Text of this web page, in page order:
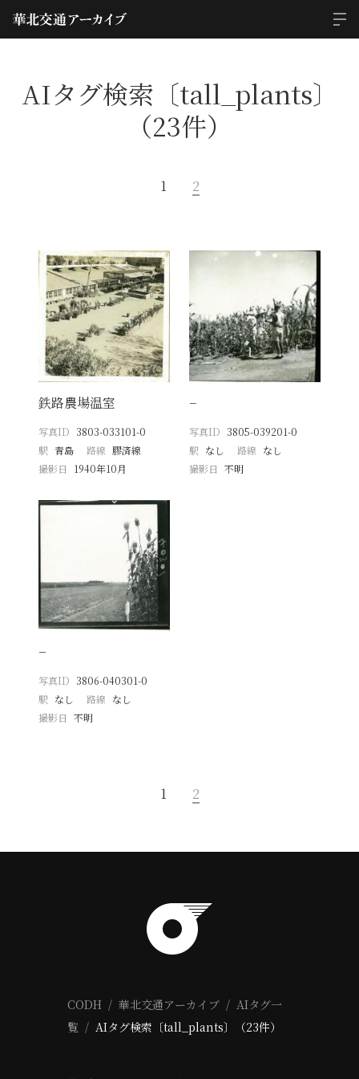
AIタグ検索〔tall_plants〕
（23件）
1 2
鉄路農場温室
写真ID 3803-033101-0
駅 青島 路線 膠済線
撮影日
1940年10月
−
写真ID 3805-039201-0
駅 なし 路線 なし
撮影日 不明
−
写真ID 3806-040301-0
駅 なし 路線 なし
撮影日
不明
1 2
CODH 華北交通アーカイブ
AIタグ一
覧
AIタグ検索〔tall_plants〕（23件）